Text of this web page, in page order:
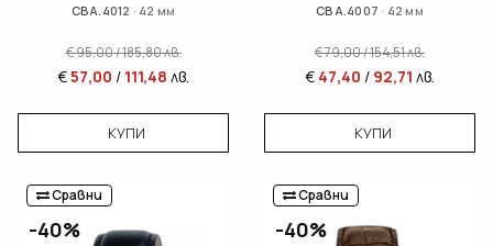
CBA.4012 · 42 мм
€95,00/185,80лв.
€57,00 / 111,48 лв.
КУПИ
CBA.4007 · 42 мм
€79,00/154,51лв.
€ 47,40 / 92,71 лв.
КУПИ
Сравни
-40%
Сравни
-40%